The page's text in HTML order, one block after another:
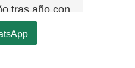
tras año con
brillo,